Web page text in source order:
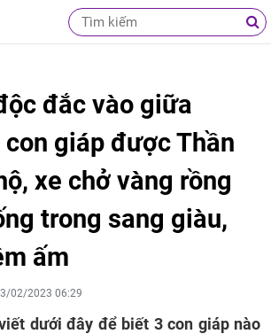
đắc vào giữa
giáp được Thần
xe chở vàng rồng
trong sang giàu,
ấm
02/2023 06:29
dưới đây để biết 3 con giáp nào